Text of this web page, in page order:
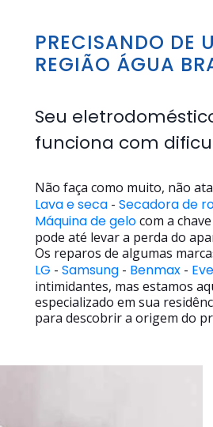
PRECISANDO DE
REGIÃO ÁGUA
Seu
funciona com
Não faça como muito, não
Lava e seca- Secadora de
Máquina de gelocom a
pode até levar a perda do
Os reparos de algumas
LG - Samsung- Benmax-
intimidantes, mas estamos
especializado em sua
para descobrir a origem do